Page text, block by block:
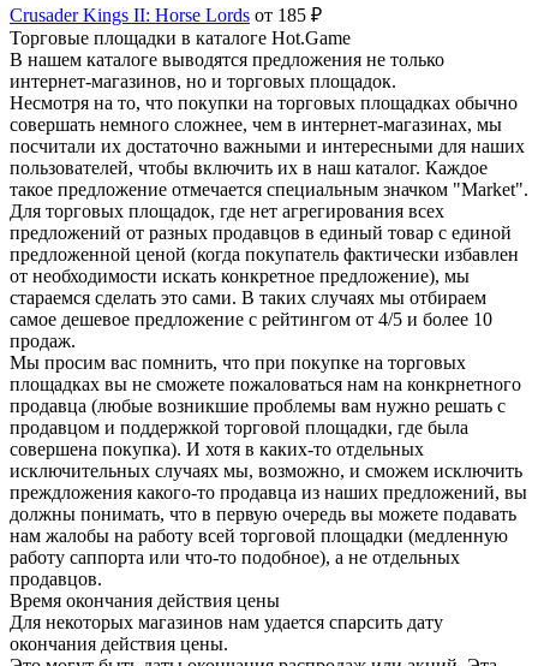
Crusader Kings II: Horse Lords от 185 ₽
Торговые площадки в каталоге Hot.Game
В нашем каталоге выводятся предложения не только
интернет-магазинов, но и торговых площадок.
Несмотря на то, что покупки на торговых площадках обычно
совершать немного сложнее, чем в интернет-магазинах, мы
посчитали их достаточно важными и интересными для наших
пользователей, чтобы включить их в наш каталог. Каждое
такое предложение отмечается специальным значком "Market".
Для торговых площадок, где нет агрегирования всех
предложений от разных продавцов в единый товар с единой
предложенной ценой (когда покупатель фактически избавлен
от необходимости искать конкретное предложение), мы
стараемся сделать это сами. В таких случаях мы отбираем
самое дешевое предложение с рейтингом от 4/5 и более 10
продаж.
Мы просим вас помнить, что при покупке на торговых
площадках вы не сможете пожаловаться нам на конкрнетного
продавца (любые возникшие проблемы вам нужно решать с
продавцом и поддержкой торговой площадки, где была
совершена покупка). И хотя в каких-то отдельных
исключительных случаях мы, возможно, и сможем исключить
преждложения какого-то продавца из наших предложений, вы
должны понимать, что в первую очередь вы можете подавать
нам жалобы на работу всей торговой площадки (медленную
работу саппорта или что-то подобное), а не отдельных
продавцов.
Время окончания действия цены
Для некоторых магазинов нам удается спарсить дату
окончания действия цены.